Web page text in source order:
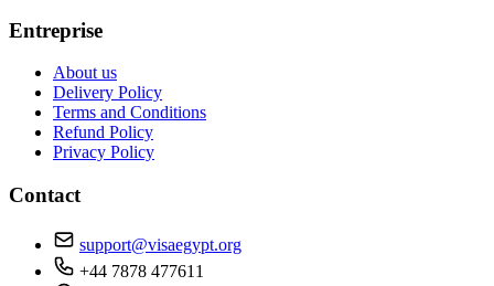
Entreprise
About us
Delivery Policy
Terms and Conditions
Refund Policy
Privacy Policy
Contact
support@visaegypt.org
+44 7878 477611